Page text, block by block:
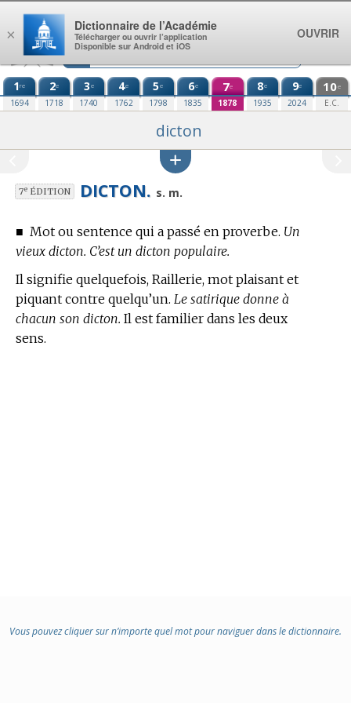
Aller au contenu
1re
1694
2e
1718
3e
1740
4e
1762
5e
1798
6e
1835
7e
1878
8e
1935
9e
2024
10e
E.C.
dicton
7eÉDITION DICTON. s. m.
■ Mot ou sentence qui a passé en proverbe. Un
vieux dicton. C’est un dicton populaire.
Il signifie quelquefois, Raillerie, mot plaisant et
piquant contre quelqu’un. Le satirique donne à
chacun son dicton. Il est familier dans les deux
sens.
Vous pouvez cliquer sur n’importe quel mot pour naviguer dans le dictionnaire.
×
Dictionnaire de l’Académie
Télécharger ou ouvrir l’application
Disponible sur Android et iOS
OUVRIR